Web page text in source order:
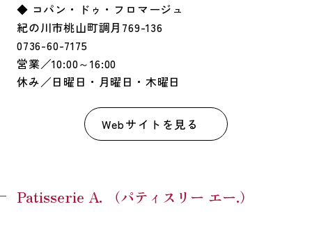
◆ コパン・ドゥ・フロマージュ
紀の川市桃山町調月769-136
0736-60-7175
営業／10:00～16:00
休み／日曜日・月曜日・木曜日
Webサイトを見る
Patisserie A. （パティスリー エー.）